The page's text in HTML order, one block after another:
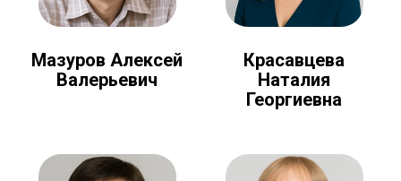
Мазуров Алексей
Валерьевич
Красавцева
Наталия
Георгиевна